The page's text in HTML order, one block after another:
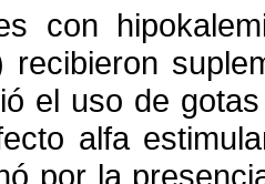
con
recibieron
el uso de
alfa
por la